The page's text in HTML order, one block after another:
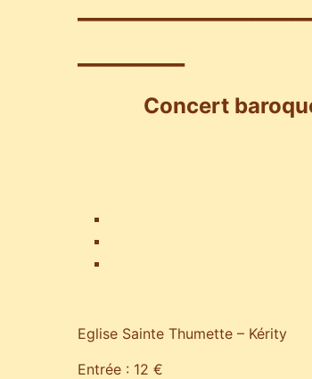
Concert
Eglise Sainte Thumette – Kérity
Entrée : 12 €